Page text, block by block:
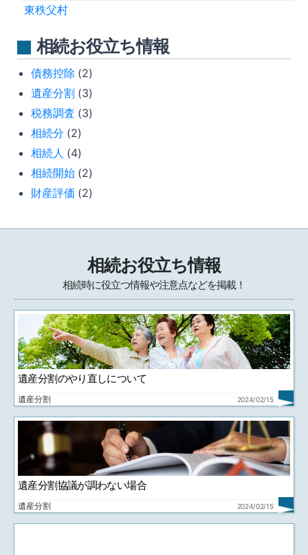
東秩父村
相続お役立ち情報
債務控除 (2)
遺産分割 (3)
税務調査 (3)
相続分 (2)
相続人 (4)
相続開始(2)
財産評価 (2)
相続お役立ち情報
相続時に役立つ情報や注意点などを掲載！
遺産分割のやり直しについて
遺産分割 2024/02/15
遺産分割協議が調わない場合
遺産分割 2024/02/15